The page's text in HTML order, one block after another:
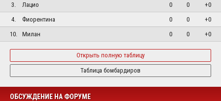
3.
Лацио 0 0
+0
4.
Фиорентина 0 0
+0
10.
Милан 0 0 +0
Открыть полную таблицу
Таблица бомбардиров
ОБСУЖДЕНИЕ НА ФОРУМЕ